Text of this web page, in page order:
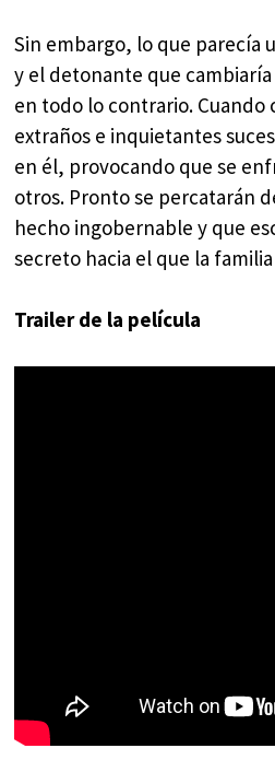
Sin embargo, lo que parecía
y el detonante que
en todo lo contrario. Cuando
extraños e inquietantes
en él, provocando que se
otros. Pronto se percatarán
hecho ingobernable y que
secreto hacia el que la
Trailer de la película